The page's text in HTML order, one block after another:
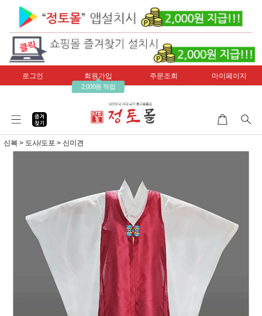
로그인 회원가입
2,000원 적립
주문조회 마이페이지
신복 > 도사/도포 > 신미견